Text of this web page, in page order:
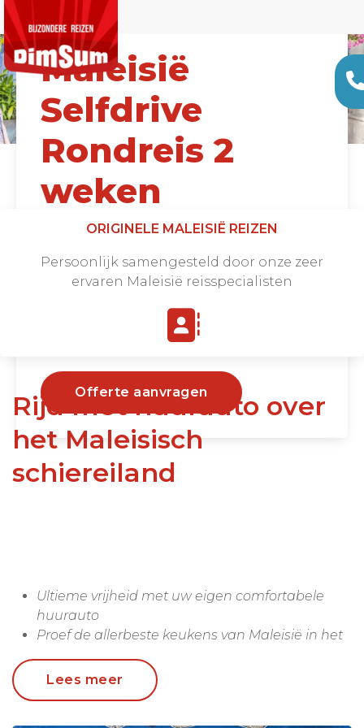
Maleisië
Selfdrive
Rondreis 2
weken
Vanaf €1975 | 13 DAGEN
Offerte aanvragen
ORIGINELE MALEISIË REIZEN
Persoonlijk samengesteld door onze zeer
ervaren Maleisië reisspecialisten
Rijd met huurauto over
het Maleisisch
schiereiland
Ultieme vrijheid met uw eigen comfortabele
huurauto
Proef de allerbeste keukens van Maleisië in het
Overnachten in jungle lodge in Belum oerwoud
Strandafsluiter op de Perhentians
Lees meer